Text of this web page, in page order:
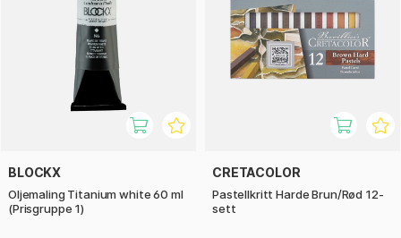
BLOCKX
Oljemaling Titanium white 60 ml
(Prisgruppe 1)
CRETACOLOR
Pastellkritt Harde Brun/Rød 12-
sett